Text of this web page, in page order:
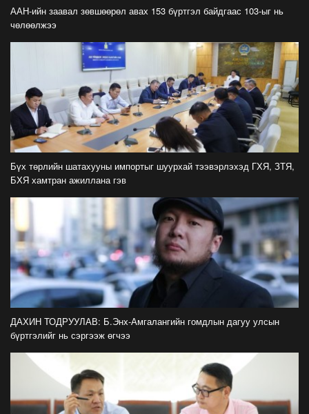
2026-07-21
"Улсын цолд хүрсэн бөхчүүдээс допинг
илрээгүй, аймгийн цолтой нэг бөхөөс илэрсэн
гэх имэйл ирсэн"
2026-07-21
Засгийн газрын хуралдаанаас гарсан
шийдвэрийг танилцуулж байна
2026-07-21
Тажикистан Улсын Ерөнхийлөгч Эмомали
Рахмоныг угтан авлаа
2026-07-21
Н.Учрал: Аль замуудыг хэзээнээс хаахаа
08.01 гэхэд нийслэлчүүдэд мэдээлээрэй
2026-07-20
Цомоо өргөж, ялалтаа тэмдэглэх аваргуудын
дэргэдээс Трамп холдохыг хүссэнгүй
2026-07-20
ФОТО: Хөл бөмбөгийн ДАШТ-д анх удаа
зохион байгуулсан завсарлагааны шоу
тоглолтоос
ААН-ийн заавал зөвшөөрөл авах 153 бүртгэл байдгаас 103-ыг нь
чөлөөлжээ
Бүх төрлийн шатахууны импортыг шуурхай тээвэрлэхэд ГХЯ, ЗТЯ,
БХЯ хамтран ажиллана гэв
ДАХИН ТОДРУУЛАВ: Б.Энх-Амгалангийн гомдлын дагуу улсын
бүртгэлийг нь сэргээж өгчээ